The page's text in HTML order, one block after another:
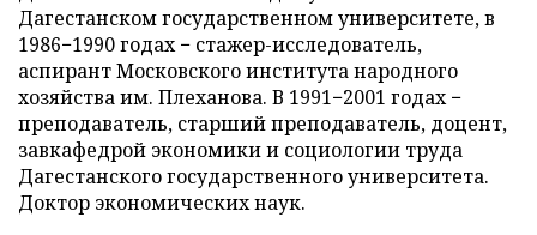
Дагестанском государственном университете, в
1986−1990 годах − стажер-исследователь,
аспирант Московского института народного
хозяйства им. Плеханова. В 1991−2001 годах −
преподаватель, старший преподаватель, доцент,
завкафедрой экономики и социологии труда
Дагестанского государственного университета.
Доктор экономических наук.